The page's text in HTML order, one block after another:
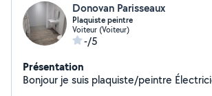
Donovan Parisseaux
Plaquiste peintre
Voiteur (Voiteur)
-/5
Présentation
Bonjour je suis plaquiste/